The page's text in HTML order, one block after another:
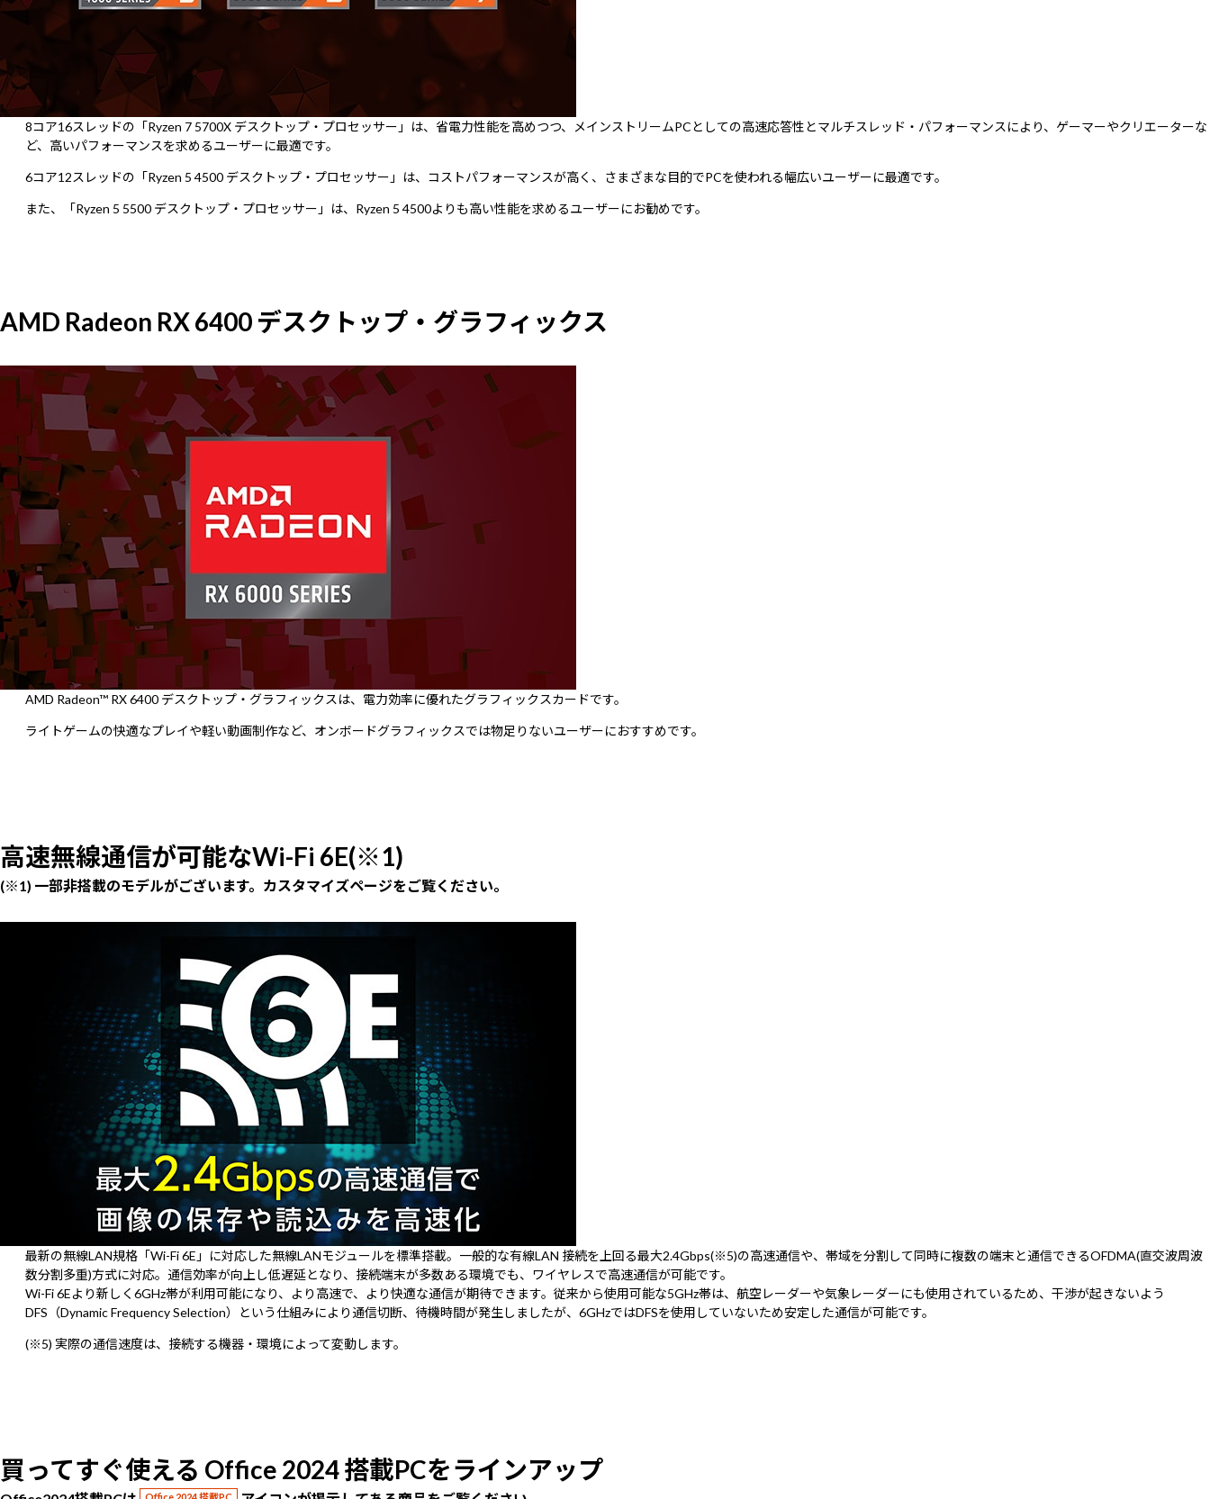
8コア16スレッドの「Ryzen 7 5700X デスクトップ・プロセッサー」は、省電力性能を高めつつ、メインストリームPCとしての高速応答性とマルチスレッド・パフォーマンスにより、ゲーマーやクリエーターな
ど、高いパフォーマンスを求めるユーザーに最適です。
6コア12スレッドの「Ryzen 5 4500 デスクトップ・プロセッサー」は、コストパフォーマンスが高く、さまざまな目的でPCを使われる幅広いユーザーに最適です。
また、「Ryzen 5 5500 デスクトップ・プロセッサー」は、Ryzen 5 4500よりも高い性能を求めるユーザーにお勧めです。
AMD Radeon RX 6400 デスクトップ・グラフィックス
AMD Radeon™ RX 6400 デスクトップ・グラフィックスは、電力効率に優れたグラフィックスカードです。
ライトゲームの快適なプレイや軽い動画制作など、オンボードグラフィックスでは物足りないユーザーにおすすめです。
高速無線通信が可能なWi-Fi 6E(※1)
(※1) 一部非搭載のモデルがございます。カスタマイズページをご覧ください。
最新の無線LAN規格「Wi-Fi 6E」に対応した無線LANモジュールを標準搭載。一般的な有線LAN 接続を上回る最大2.4Gbps(※5)の高速通信や、帯域を分割して同時に複数の端末と通信できるOFDMA(直交波周波
数分割多重)方式に対応。通信効率が向上し低遅延となり、接続端末が多数ある環境でも、ワイヤレスで高速通信が可能です。
Wi-Fi 6Eより新しく6GHz帯が利用可能になり、より高速で、より快適な通信が期待できます。従来から使用可能な5GHz帯は、航空レーダーや気象レーダーにも使用されているため、干渉が起きないよう
DFS（Dynamic Frequency Selection）という仕組みにより通信切断、待機時間が発生しましたが、6GHzではDFSを使用していないため安定した通信が可能です。
(※5) 実際の通信速度は、接続する機器・環境によって変動します。
買ってすぐ使える Office 2024 搭載PCをラインアップ
Office 2024 搭載PC